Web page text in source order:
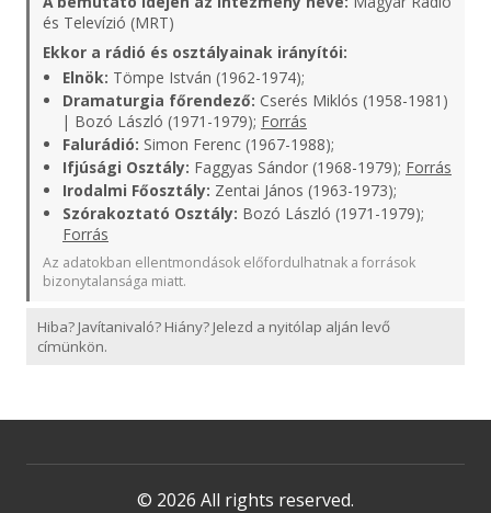
és Televízió (MRT)
Ekkor a rádió és osztályainak irányítói:
Elnök: Tömpe István (1962-1974);
Dramaturgia főrendező: Cserés Miklós (1958-1981)
| Bozó László (1971-1979); Forrás
Falurádió: Simon Ferenc (1967-1988);
Ifjúsági Osztály: Faggyas Sándor (1968-1979); Forrás
Irodalmi Főosztály: Zentai János (1963-1973);
Szórakoztató Osztály: Bozó László (1971-1979);
Forrás
Az adatokban ellentmondások előfordulhatnak a források
bizonytalansága miatt.
Hiba? Javítanivaló? Hiány? Jelezd a nyitólap alján levő
címünkön.
© 2026 All rights reserved.